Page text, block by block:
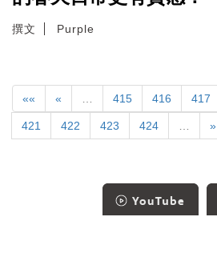
撰文 Purple
«« « 415 416 417
421 422 423 424 »